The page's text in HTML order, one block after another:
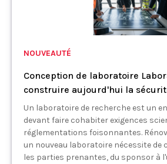
NOUVEAUTÉ
Conception de laboratoire
construire aujourd'hui la
Un laboratoire de recherche est un
devant faire cohabiter exigences
réglementations foisonnantes.
un nouveau laboratoire nécessite de
les parties prenantes, du sponsor à